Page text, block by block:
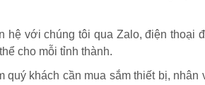
với chúng tôi qua Zalo, điện thoại
cho mỗi tỉnh thành.
khách cần mua sắm thiết bị,